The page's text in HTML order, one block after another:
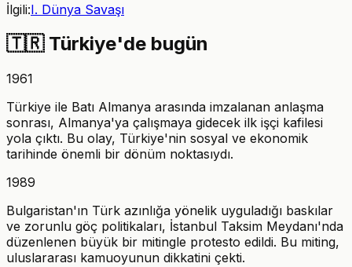
İlgili:I. Dünya Savaşı
🇹🇷 Türkiye'de bugün
1961
Türkiye ile Batı Almanya arasında imzalanan anlaşma
sonrası, Almanya'ya çalışmaya gidecek ilk işçi kafilesi
yola çıktı. Bu olay, Türkiye'nin sosyal ve ekonomik
tarihinde önemli bir dönüm noktasıydı.
1989
Bulgaristan'ın Türk azınlığa yönelik uyguladığı baskılar
ve zorunlu göç politikaları, İstanbul Taksim Meydanı'nda
düzenlenen büyük bir mitingle protesto edildi. Bu miting,
uluslararası kamuoyunun dikkatini çekti.